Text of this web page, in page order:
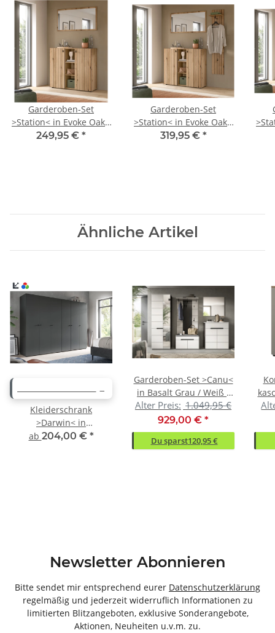
Garderoben-Set
>Station< in Evoke Oak -
106x192x37cm (BxHxT)
249,95 € *
Garderoben-Set
>Station< in Evoke Oak -
157x192x37cm (BxHxT)
319,95 € *
Ähnliche Artikel
Kleiderschrank
>Darwin< in
verschiedenen Farben
ab 204,00 € *
Garderoben-Set >Canu<
in Basalt Grau / Weiß -
255x190x37cm (BxHxT)
Alter Preis: 1.049,95 €
929,00 € *
Du sparst120,95 €
Newsletter Abonnieren
Bitte sendet mir entsprechend eurer Datenschutzerklärung
regelmäßig und jederzeit widerruflich Informationen zu
limitierten Blitzangeboten, exklusive Sonderangebote,
Aktionen, Neuheiten u.v.m. zu.